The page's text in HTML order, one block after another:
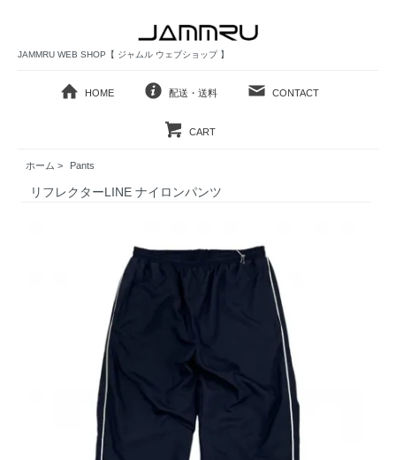
JAMMRU WEB SHOP【 ジャムル ウェブショップ 】
HOME 配送・送料 CONTACT
CART
ホーム > Pants
リフレクターLINE ナイロンパンツ